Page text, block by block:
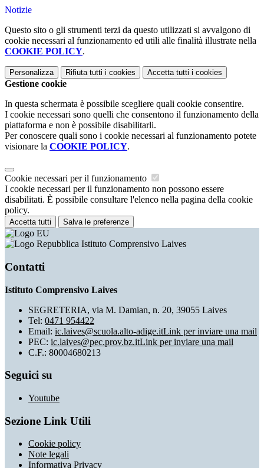
Notizie
Questo sito o gli strumenti terzi da questo utilizzati si avvalgono di
cookie necessari al funzionamento ed utili alle finalità illustrate nella
COOKIE POLICY.
Personalizza Rifiuta tutti i cookies Accetta tutti i cookies
Gestione cookie
In questa schermata è possibile scegliere quali cookie consentire.
I cookie necessari sono quelli che consentono il funzionamento della
piattaforma e non è possibile disabilitarli.
Per conoscere quali sono i cookie necessari al funzionamento potete
visionare la COOKIE POLICY.
Cookie necessari per il funzionamento
I cookie necessari per il funzionamento non possono essere
disabilitati. È possibile consultare l'elenco nella pagina della cookie
policy.
Accetta tutti Salva le preferenze
Istituto Comprensivo Laives
Contatti
Istituto Comprensivo Laives
SEGRETERIA, via M. Damian, n. 20, 39055 Laives
Tel: 0471 954422
Email: ic.laives@scuola.alto-adige.itLink per inviare una mail
PEC: ic.laives@pec.prov.bz.itLink per inviare una mail
C.F.: 80004680213
Seguici su
Youtube
Sezione Link Utili
Cookie policy
Note legali
Informativa Privacy